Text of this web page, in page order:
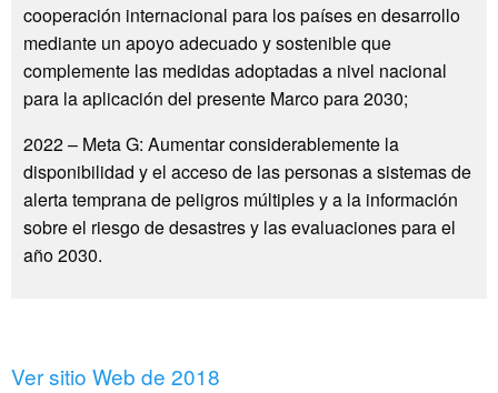
cooperación internacional para los países en desarrollo
mediante un apoyo adecuado y sostenible que
complemente las medidas adoptadas a nivel nacional
para la aplicación del presente Marco para 2030;
2022 – Meta G: Aumentar considerablemente la
disponibilidad y el acceso de las personas a sistemas de
alerta temprana de peligros múltiples y a la información
sobre el riesgo de desastres y las evaluaciones para el
año 2030.
Ver sitio Web de 2018